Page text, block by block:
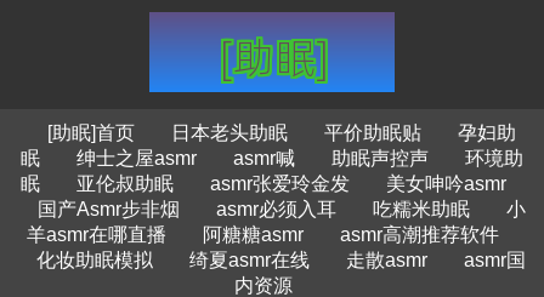
[助眠]首页 日本老头助眠 平价助眠贴
孕妇助
眠
绅士之屋asmr asmr喊 助眠声控声
环境助
眠
亚伦叔助眠 asmr张爱玲金发
美女呻吟asmr
国产Asmr步非烟
asmr必须入耳 吃糯米助眠
小
羊asmr在哪直播
阿糖糖asmr
asmr高潮推荐软件
化妆助眠模拟
绮夏asmr在线 走散asmr
asmr国
内资源